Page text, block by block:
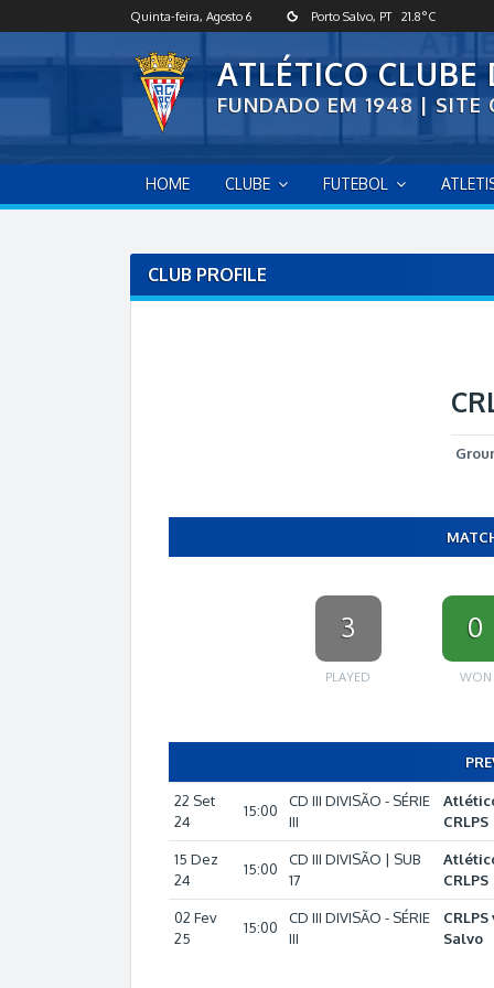
k
Quinta-feira, Agosto 6 Porto Salvo, PT 21.8°C
ATLÉTICO CLUBE
FUNDADO EM 1948 | SITE
HOME CLUBE FUTEBOL
CLUB PROFILE
3
PLAYED
0
WON
22 Set
24
15:00
CD III DIVISÃO - SÉRIE
III
CRLPS
15 Dez
24
15:00
CD III DIVISÃO | SUB
17
CRLPS
02 Fev
25
15:00
CD III DIVISÃO - SÉRIE
III
Salvo